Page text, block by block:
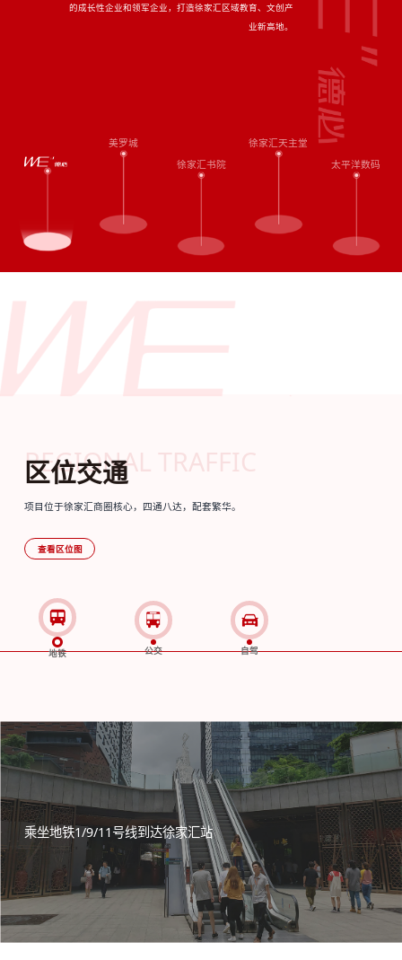
的成长性企业和领军企业，打造徐家汇区域教育、文创产
业新高地。
美罗城
徐家汇书院
徐家汇天主堂
太平洋数码
REGIONAL TRAFFIC
区位交通
项目位于徐家汇商圈核心，四通八达，配套繁华。
查看区位图
地铁 公交 自驾
乘坐地铁1/9/11号线到达徐家汇站